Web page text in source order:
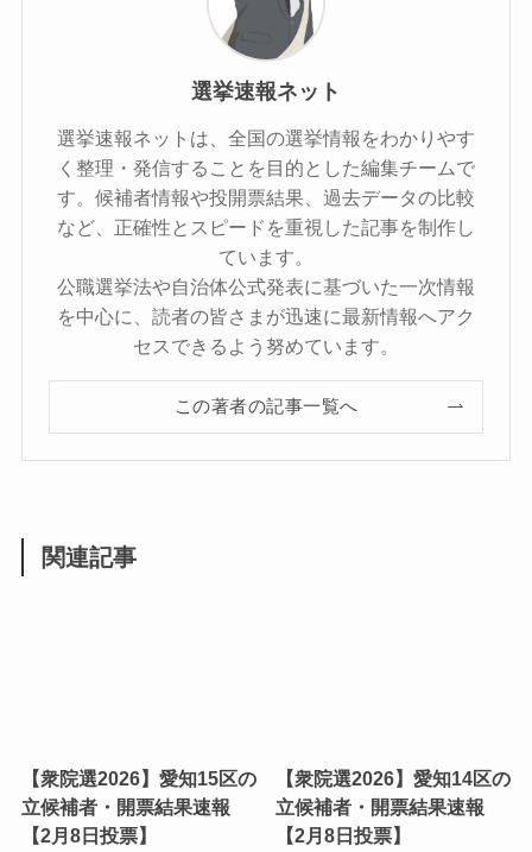
選挙速報ネット
選挙速報ネットは、全国の選挙情報をわかりやす
く整理・発信することを目的とした編集チームで
す。候補者情報や投開票結果、過去データの比較
など、正確性とスピードを重視した記事を制作し
ています。
公職選挙法や自治体公式発表に基づいた一次情報
を中心に、読者の皆さまが迅速に最新情報へアク
セスできるよう努めています。
この著者の記事一覧へ
関連記事
【衆院選2026】愛知15区の
立候補者・開票結果速報
【2月8日投票】
【衆院選2026】愛知14区の
立候補者・開票結果速報
【2月8日投票】